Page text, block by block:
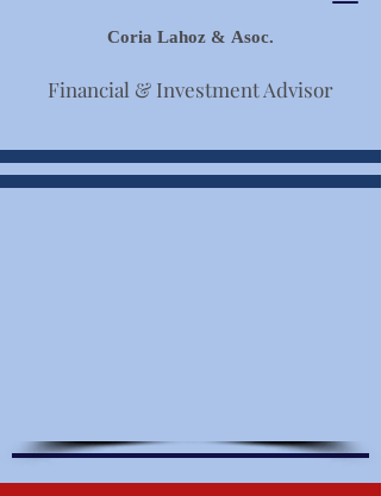
Coria Lahoz & Asoc.
Financial & Investment Advisor